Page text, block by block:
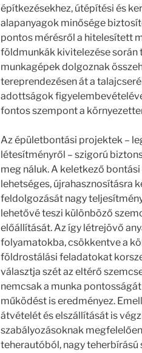
építkezésekhez, útépítési és
alapanyagok minősége
pontos mérésről a hitelesített
földmunkák kivitelezése során
munkagépek dolgoznak
tereprendezésen át a
adottságok
fontos szempont a
Az épületbontási projektek –
létesítményről – szigorú
meg náluk. A keletkező
lehetséges, újrahasznosításra
feldolgozását nagy
lehetővé teszi különböző
előállítását. Az így létrejövő
folyamatokba, csökkentve a
földrostálási feladatokat
választja szét az eltérő
nemcsak a munka
működést is eredményez.
átvételét és elszállítását is
szabályozásoknak
teherautóból, nagy